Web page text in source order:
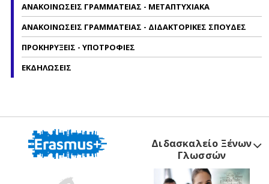
ΑΝΑΚΟΙΝΩΣΕΙΣ ΓΡΑΜΜΑΤΕΙΑΣ - ΜΕΤΑΠΤΥΧΙΑΚΑ
ΑΝΑΚΟΙΝΩΣΕΙΣ ΓΡΑΜΜΑΤΕΙΑΣ - ΔΙΔΑΚΤΟΡΙΚΕΣ ΣΠΟΥΔΕΣ
ΠΡΟΚΗΡΥΞΕΙΣ - ΥΠΟΤΡΟΦΙΕΣ
ΕΚΔΗΛΩΣΕΙΣ
Διδασκαλείο Ξένων
Γλωσσών